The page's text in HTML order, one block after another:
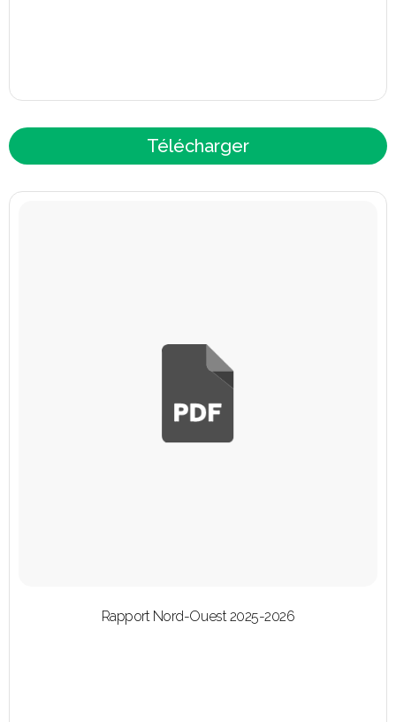
Télécharger
Rapport Nord-Ouest 2025-2026